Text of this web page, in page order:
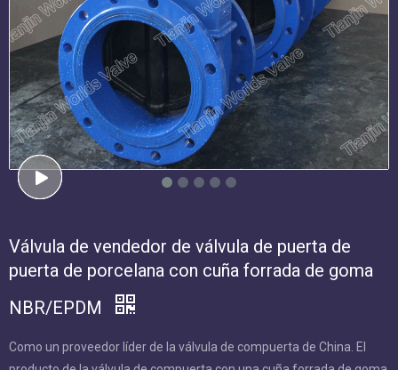
Válvula de vendedor de válvula de puerta de
goma NBR/EPDM
Como un proveedor líder de la válvula de compuerta de China. El
producto de la válvula de compuerta con una cuña forrada de
goma NBR/EPDM se puede utilizar para aplicaciones de succión
y presión. Se utilizan especialmente para aguas residuales,